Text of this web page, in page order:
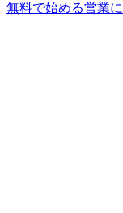
無料で始める営業